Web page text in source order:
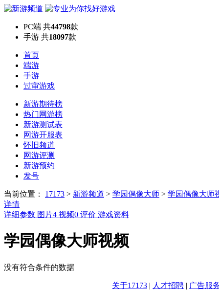
PC端 共44798款
手游 共18097款
首页
端游
手游
过审游戏
新游期待榜
热门网游榜
新游测试表
网游开服表
怀旧频道
网游评测
新游预约
发号
当前位置： 17173 > 新游频道 > 学园偶像大师 > 学园偶像大师
详情
详细参数 图片4 视频0 评价 游戏资料
学园偶像大师视频
没有符合条件的数据
关于17173 | 人才招聘 | 广告服